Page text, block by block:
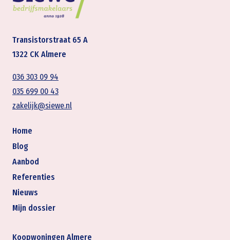
Transistorstraat 65 A
1322 CK Almere
036 303 09 94
035 699 00 43
zakelijk@siewe.nl
Home
Blog
Aanbod
Referenties
Nieuws
Mijn dossier
Koopwoningen Almere